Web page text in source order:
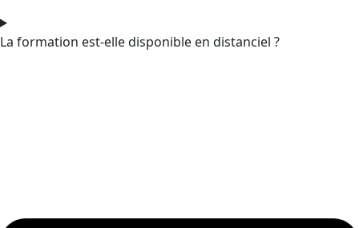
La formation est-elle disponible en distanciel ?